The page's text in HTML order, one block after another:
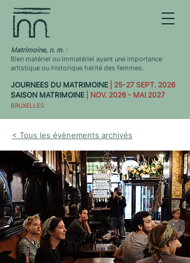
Matrimoine, n. m. :
Bien matériel ou immatériel ayant une importance
artistique ou historique hérité des femmes.
JOURNEES DU MATRIMOINE
| 25-27 SEPT. 2026
SAISON MATRIMOINE
| NOV. 2026 - MAI 2027
BRUXELLES
< Tous les évènements archivés